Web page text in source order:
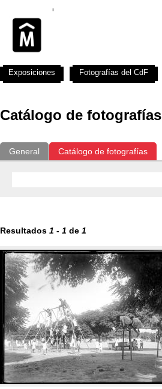
Catálogo de fotografías
General Catálogo de fotografías
Resultados 1 - 1 de 1
Exposiciones Fotografías del CdF